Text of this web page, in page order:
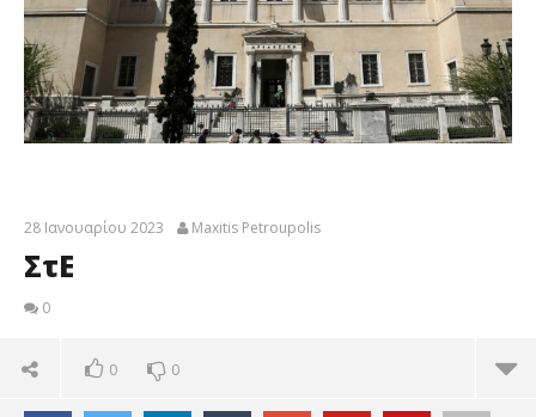
28 Ιανουαρίου 2023 Maxitis Petroupolis
ΣτΕ
0
0 0